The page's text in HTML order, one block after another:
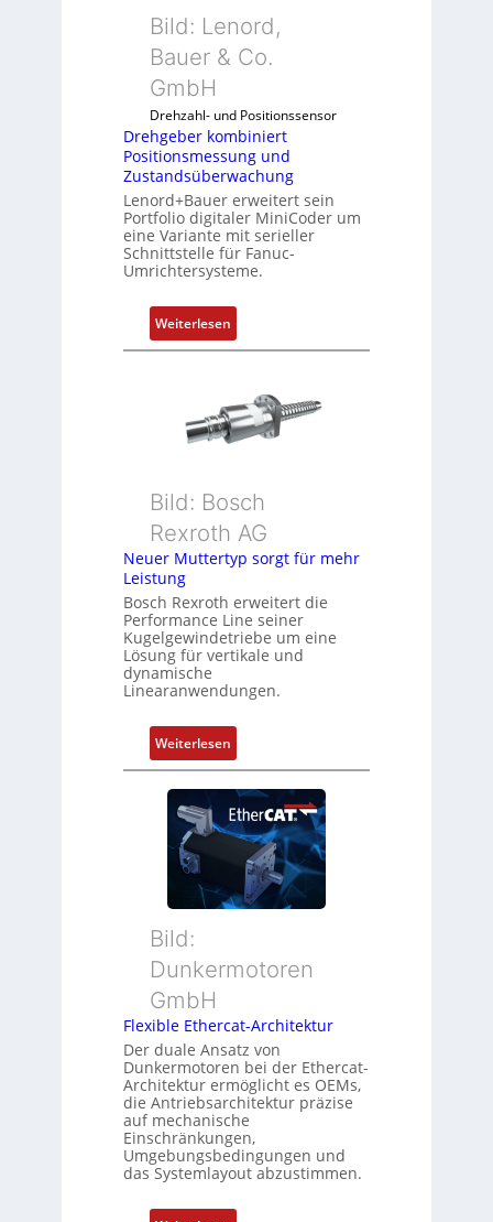
e
m
b
i
i
e
r
P
o
s
i
o
m
s
u
n
g
n
d
Z
u
s
t
a
s
e
w
a
c
h
u
n
g
Bild: Lenord,
Bauer & Co.
GmbH
Drehzahl- und Positionssensor
Drehgeber kombiniert
Positionsmessung und
Zustandsüberwachung
Lenord+Bauer erweitert sein
Portfolio digitaler MiniCoder um
eine Variante mit serieller
Schnittstelle für Fanuc-
Umrichtersysteme.
Weiterlesen:
D
h
g
e
k
m
b
i
i
r
t
P
o
s
i
s
s
u
n
g
u
n
Bild: Bosch
Rexroth AG
Neuer Muttertyp sorgt für mehr
Leistung
Bosch Rexroth erweitert die
Performance Line seiner
Kugelgewindetriebe um eine
Lösung für vertikale und
dynamische
Linearanwendungen.
Weiterlesen:
N
e
u
e
u
e
t
y
p
s
o
r
g
t
f
Bild:
Dunkermotoren
GmbH
Flexible Ethercat-Architektur
Der duale Ansatz von
Dunkermotoren bei der Ethercat-
Architektur ermöglicht es OEMs,
die Antriebsarchitektur präzise
auf mechanische
Einschränkungen,
Umgebungsbedingungen und
das Systemlayout abzustimmen.